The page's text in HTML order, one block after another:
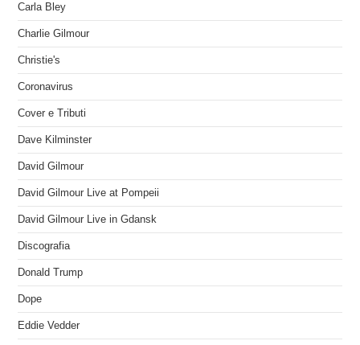
Carla Bley
Charlie Gilmour
Christie's
Coronavirus
Cover e Tributi
Dave Kilminster
David Gilmour
David Gilmour Live at Pompeii
David Gilmour Live in Gdansk
Discografia
Donald Trump
Dope
Eddie Vedder